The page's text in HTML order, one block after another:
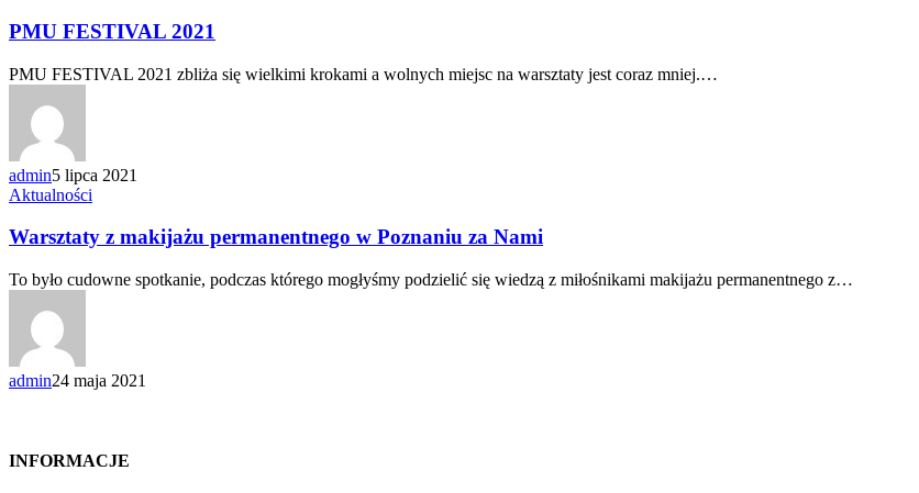
2021
PMU FESTIVAL 2021
PMU FESTIVAL 2021 zbliża się wielkimi krokami a wolnych miejsc na warsztaty jest coraz mniej.…
admin5 lipca 2021
Warsztaty
makijażu
permanentnego
w
Poznaniu
Nami
Aktualności
Warsztaty z makijażu permanentnego w Poznaniu za Nami
To było cudowne spotkanie, podczas którego mogłyśmy podzielić się wiedzą z miłośnikami makijażu permanentnego z…
admin24 maja 2021
INFORMACJE